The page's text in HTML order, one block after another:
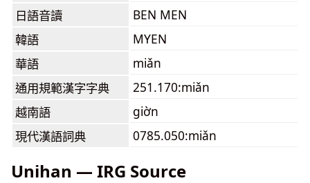
日語音讀
BEN MEN
韓語
MYEN
華語
miǎn
通用規範漢字字典
251.170:miǎn
越南語
giờn
現代漢語詞典
0785.050:miǎn
Unihan — IRG Source